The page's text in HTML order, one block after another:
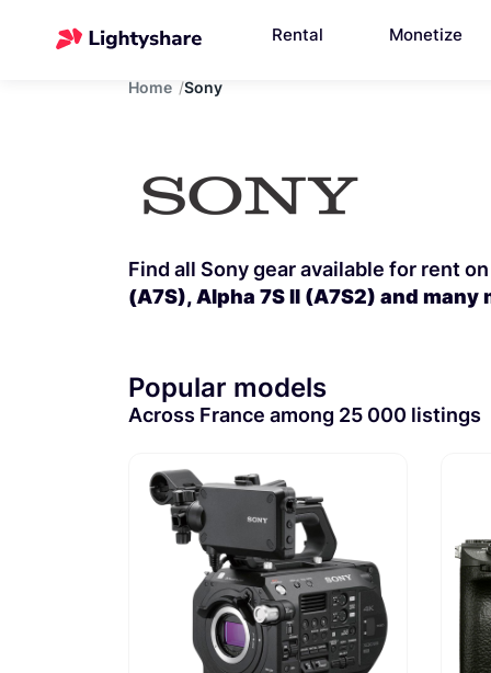
Rental Monetize
Home Sony
(A7S), Alpha 7S II (A7S2) and many
Popular models
Across France among 25 000 listings